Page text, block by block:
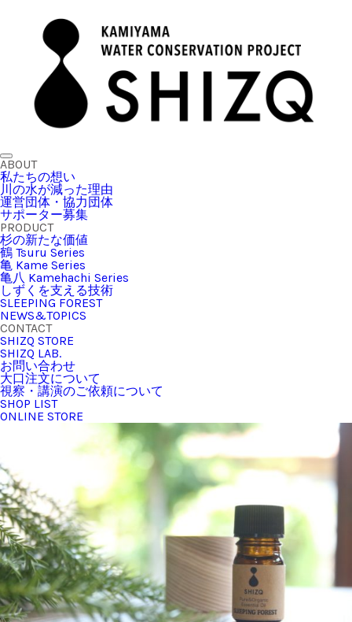
ABOUT
私たちの想い
川の水が減った理由
運営団体・協力団体
サポーター募集
PRODUCT
杉の新たな価値
鶴 Tsuru Series
亀 Kame Series
亀八 Kamehachi Series
しずくを支える技術
SLEEPING FOREST
NEWS&TOPICS
CONTACT
SHIZQ STORE
SHIZQ LAB.
お問い合わせ
大口注文について
視察・講演のご依頼について
SHOP LIST
ONLINE STORE